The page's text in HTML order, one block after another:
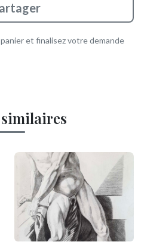
et finalisez votre demande